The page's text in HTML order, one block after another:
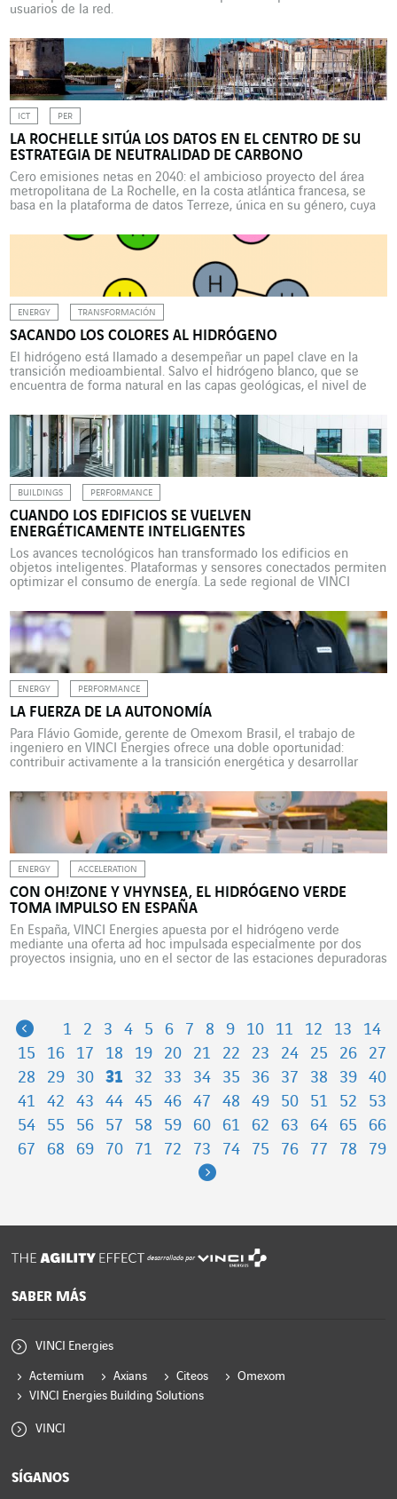
usuarios de la red.
ICT PER
LA ROCHELLE SITÚA LOS DATOS EN EL CENTRO DE SU
ESTRATEGIA DE NEUTRALIDAD DE CARBONO
Cero emisiones netas en 2040: el ambicioso proyecto del área
metropolitana de La Rochelle, en la costa atlántica francesa, se
basa en la plataforma de datos Terreze, única en su género, cuya
territorio cero emisiones de carbono” (LRTZC, por sus siglas en
ENERGY TRANSFORMACIÓN
SACANDO LOS COLORES AL HIDRÓGENO
El hidrógeno está llamado a desempeñar un papel clave en la
transición medioambiental. Salvo el hidrógeno blanco, que se
encuentra de forma natural en las capas geológicas, el nivel de
BUILDINGS PERFORMANCE
CUANDO LOS EDIFICIOS SE VUELVEN
ENERGÉTICAMENTE INTELIGENTES
Los avances tecnológicos han transformado los edificios en
objetos inteligentes. Plataformas y sensores conectados permiten
optimizar el consumo de energía. La sede regional de VINCI
común los paneles fotovoltaicos, una bomba de calor, una unidad
de refrigeración, un termostato y un calentador de agua
conectados a la […]
ENERGY PERFORMANCE
LA FUERZA DE LA AUTONOMÍA
Para Flávio Gomide, gerente de Omexom Brasil, el trabajo de
ingeniero en VINCI Energies ofrece una doble oportunidad:
contribuir activamente a la transición energética y desarrollar
la vida de las personas. En 2022, casi 3.000 familias brasileñas del
Pantanal, una región aislada del tamaño de Portugal en […]
ENERGY ACCELERATION
CON OH!ZONE Y VHYNSEA, EL HIDRÓGENO VERDE
TOMA IMPULSO EN ESPAÑA
En España, VINCI Energies apuesta por el hidrógeno verde
mediante una oferta ad hoc impulsada especialmente por dos
proyectos insignia, uno en el sector de las estaciones depuradoras
Previous
1 2 3 4 5 6 7 8 9 10 11 12 13
14
15
16 17 18 19 20 21 22 23 24 25 26
27
28
29 30 31 32 33 34 35 36 37 38 39
40
41
42 43 44 45 46 47 48 49 50 51 52
53
54
55 56 57 58 59 60 61 62 63 64 65
66
67
68 69 70 71 72 73 74 75 76 77 78
79
Next
desarrollado por
SABER MÁS
VINCI Energies
Actemium Axians Citeos
Omexom
VINCI Energies Building Solutions
VINCI
SÍGANOS